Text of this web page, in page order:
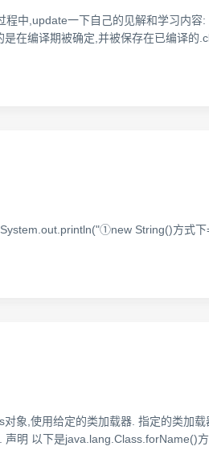
中,update一下自己的见解和学习内容:
在编译期被确定,并被保存在已编译的
String()方式下
象,使用给定的类加载器. 指定的类加载
明 以下是java.lang.Class.forName()